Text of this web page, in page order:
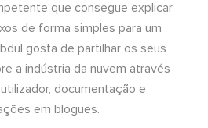
que consegue explicar
de forma simples para um
gosta de partilhar os seus
a indústria da nuvem através
documentação e
em blogues.